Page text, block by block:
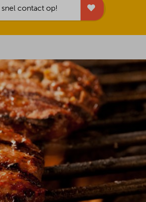
contact op!